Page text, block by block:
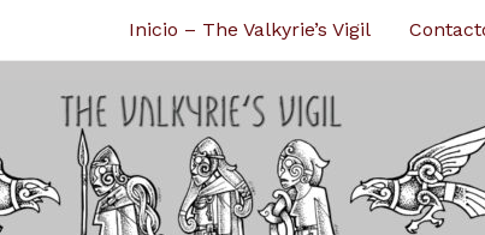
Inicio – The Valkyrie’s Vigil